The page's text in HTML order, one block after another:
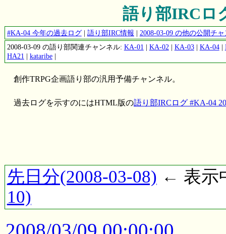
語り部IRCロ
#KA-04 今年の過去ログ| 語り部IRC情報 | 2008-03-09 の他の公開チ
2008-03-09 の語り部関連チャンネル: KA-01 | KA-02 | KA-03| KA-04|
HA21 | kataribe|
創作TRPG企画語り部の汎用予備チャンネル。
過去ログを示すのにはHTML版の語り部IRCログ #KA-04
先日分(2008-03-08) ← 表示
10)